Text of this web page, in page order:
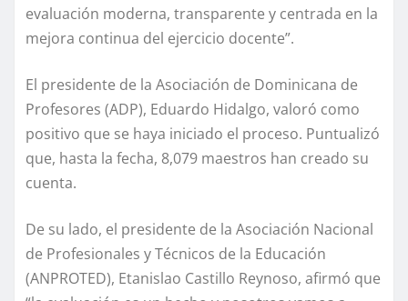
evaluación moderna, transparente y centrada en la
mejora continua del ejercicio docente”.
El presidente de la Asociación de Dominicana de
Profesores (ADP), Eduardo Hidalgo, valoró como
positivo que se haya iniciado el proceso. Puntualizó
que, hasta la fecha, 8,079 maestros han creado su
cuenta.
De su lado, el presidente de la Asociación Nacional
de Profesionales y Técnicos de la Educación
(ANPROTED), Etanislao Castillo Reynoso, afirmó que